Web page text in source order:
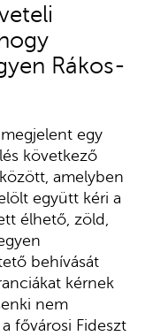
Rákos-
egy
következő
amelyben
együtt kéri a
élhető, zöld,
behívását
kérnek
nem
fővárosi Fideszt